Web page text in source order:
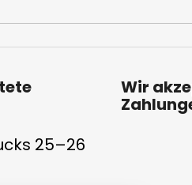
25–26
beträgt 5 von 5
Wir